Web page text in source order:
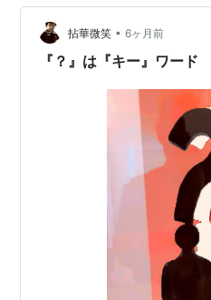
いるのだろうか・・・と思う
プをいくつも見かけたが、自
も寺や仏像には何の感慨もな
拈華微笑 • 6ヶ月前
『？』は『キー』ワード